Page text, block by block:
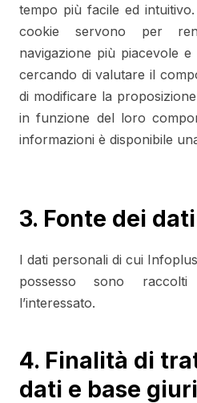
tempo più facile ed
cookie servono per
navigazione più piacevole
cercando di valutare il
di modificare la
in funzione del loro
informazioni è disponibile
3. Fonte dei
I dati personali di cui
possesso sono raccolti
l’interessato.
4. Finalità di
dati e base